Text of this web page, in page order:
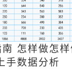
怎样做怎
手数据分析